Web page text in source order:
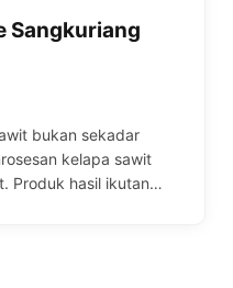
Sangkuriang
bukan sekadar
kelapa sawit
Produk hasil ikutan…